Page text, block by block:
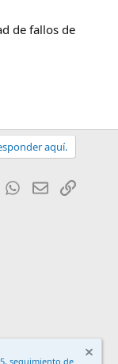
de fallos de
aquí.
Tumblr WhatsApp
EmailEnlace
seguimiento de